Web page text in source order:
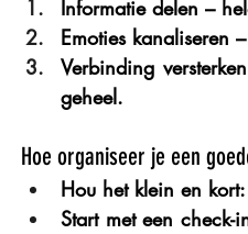
Informatie delen –
Emoties kanaliseren
Verbinding versterken
geheel.
Hoe organiseer je een
Hou het klein en kort
Start met een check-